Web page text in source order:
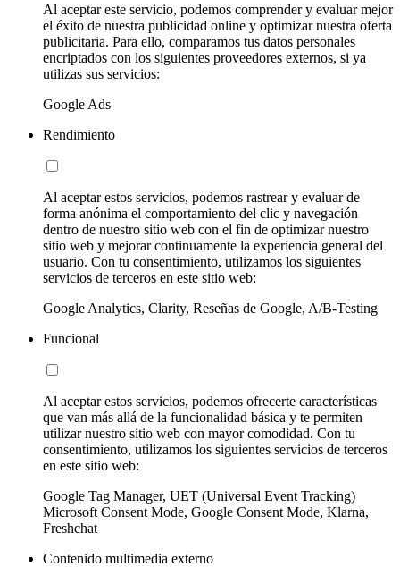
Al aceptar este servicio, podemos comprender y evaluar mejor
el éxito de nuestra publicidad online y optimizar nuestra oferta
publicitaria. Para ello, comparamos tus datos personales
encriptados con los siguientes proveedores externos, si ya
utilizas sus servicios:
Google Ads
Rendimiento
Al aceptar estos servicios, podemos rastrear y evaluar de
forma anónima el comportamiento del clic y navegación
dentro de nuestro sitio web con el fin de optimizar nuestro
sitio web y mejorar continuamente la experiencia general del
usuario. Con tu consentimiento, utilizamos los siguientes
servicios de terceros en este sitio web:
Google Analytics, Clarity, Reseñas de Google, A/B-Testing
Funcional
Al aceptar estos servicios, podemos ofrecerte características
que van más allá de la funcionalidad básica y te permiten
utilizar nuestro sitio web con mayor comodidad. Con tu
consentimiento, utilizamos los siguientes servicios de terceros
en este sitio web:
Google Tag Manager, UET (Universal Event Tracking)
Microsoft Consent Mode, Google Consent Mode, Klarna,
Freshchat
Contenido multimedia externo